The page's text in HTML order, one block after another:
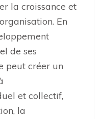
la croissance et
En
de ses
peut créer un
et collectif,
la